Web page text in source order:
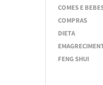
COMES E
COMPRAS
DIETA
FENG SHUI